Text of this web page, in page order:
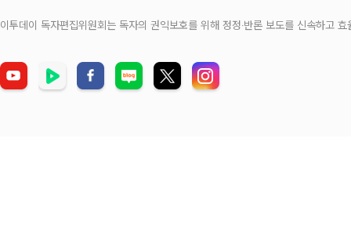
이투데이 독자편집위원회는 독자의 권익보호를 위해 정정‧반론 보도를 신속하고